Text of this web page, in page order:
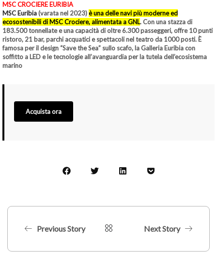
MSC CROCIERE EURIBIA
MSC Euribia(varata nel 2023)è una delle navi più moderne ed
ecosostenibili di MSC Crociere, alimentata a GNL. Con una stazza di
183.500 tonnellate e una capacità di oltre 6.300 passeggeri, offre 10 punti
ristoro, 21 bar, parchi acquatici e spettacoli nel teatro da 1000 posti. È
famosa per il design “Save the Sea” sullo scafo, la Galleria Euribia con
soffitto a LED e le tecnologie all’avanguardia per la tutela dell’ecosistema
marino
Acquista ora
Previous Story Next Story